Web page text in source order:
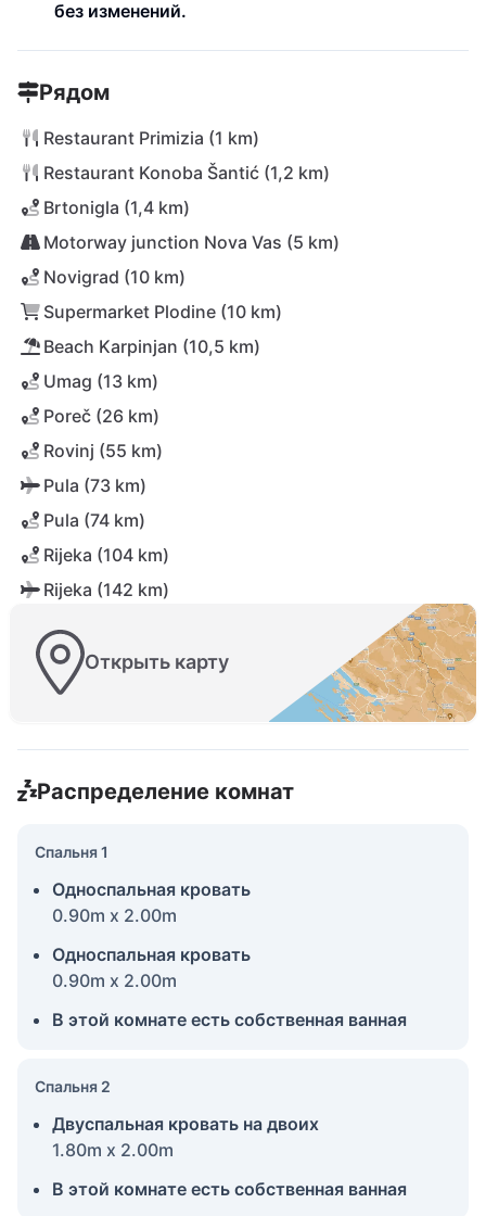
без изменений.
Рядом
Restaurant Primizia (1 km)
Restaurant Konoba Šantić (1,2 km)
Brtonigla (1,4 km)
Motorway junction Nova Vas (5 km)
Novigrad (10 km)
Supermarket Plodine (10 km)
Beach Karpinjan (10,5 km)
Umag (13 km)
Poreč (26 km)
Rovinj (55 km)
Pula (73 km)
Pula (74 km)
Rijeka (104 km)
Rijeka (142 km)
Открыть карту
Распределение комнат
Спальня 1
Односпальная кровать
0.90m x 2.00m
Односпальная кровать
0.90m x 2.00m
В этой комнате есть собственная ванная
Спальня 2
Двуспальная кровать на двоих
1.80m x 2.00m
В этой комнате есть собственная ванная